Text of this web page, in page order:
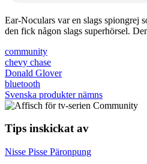
Ear-Noculars var en slags spiongrej
den fick någon slags superhörsel.
community
chevy chase
Donald Glover
bluetooth
Svenska produkter nämns
Tips inskickat av
Nisse Pisse Päronpung